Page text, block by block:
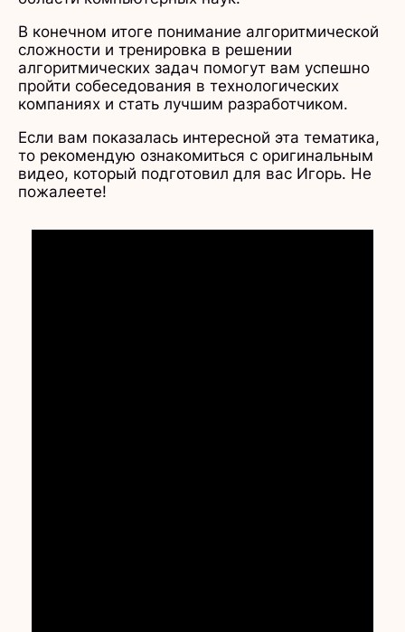
В конечном итоге понимание алгоритмической
сложности и тренировка в решении
алгоритмических задач помогут вам успешно
пройти собеседования в технологических
компаниях и стать лучшим разработчиком.
Если вам показалась интересной эта тематика,
то рекомендую ознакомиться с оригинальным
видео, который подготовил для вас Игорь. Не
пожалеете!